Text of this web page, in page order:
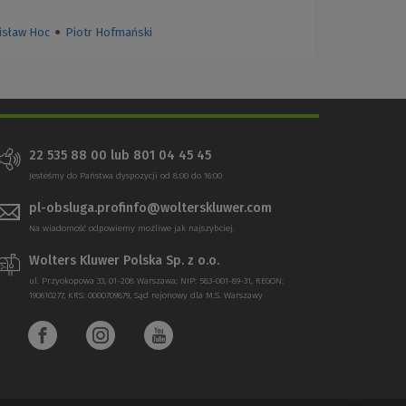
Hoc ● Piotr Hofmański
22 535 88 00 lub 801 04 45 45
Jesteśmy do Państwa dyspozycji od 8:00 do 16:00
pl-obsluga.profinfo@wolterskluwer.com
Na wiadomość odpowiemy możliwe jak najszybciej.
Wolters Kluwer Polska Sp. z o.o.
ul. Przyokopowa 33, 01-208 Warszawa; NIP: 583-001-89-31, REGON:
190610277, KRS: 0000709879, Sąd rejonowy dla M.S. Warszawy